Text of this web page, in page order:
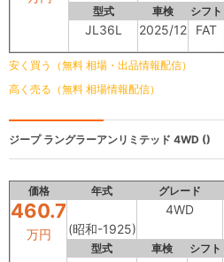
型式 車検 シフト
JL36L 2025/12 FAT
安く買う（無料 相場・出品情報配信）
高く売る（無料 相場情報配信）
ジープ ラングラーアンリミテッド 4WD ()
価格 年式 グレード
460.7
万円 (昭和-1925)
4WD
型式 車検 シフト